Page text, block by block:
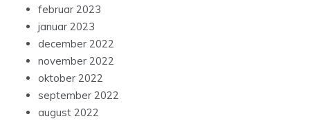
februar 2023
januar 2023
december 2022
november 2022
oktober 2022
september 2022
august 2022